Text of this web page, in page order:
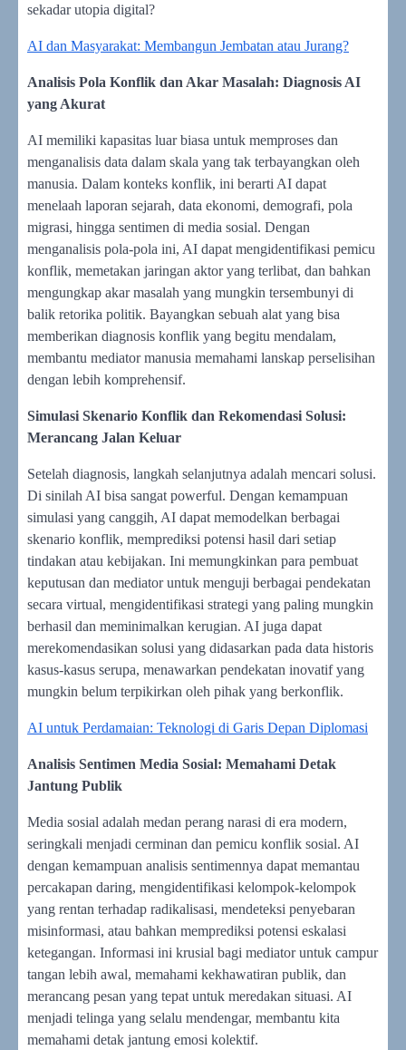
sekadar utopia digital?
AI dan Masyarakat: Membangun Jembatan atau Jurang?
Analisis Pola Konflik dan Akar Masalah: Diagnosis AI
yang Akurat
AI memiliki kapasitas luar biasa untuk memproses dan
menganalisis data dalam skala yang tak terbayangkan oleh
manusia. Dalam konteks konflik, ini berarti AI dapat
menelaah laporan sejarah, data ekonomi, demografi, pola
migrasi, hingga sentimen di media sosial. Dengan
menganalisis pola-pola ini, AI dapat mengidentifikasi pemicu
konflik, memetakan jaringan aktor yang terlibat, dan bahkan
mengungkap akar masalah yang mungkin tersembunyi di
balik retorika politik. Bayangkan sebuah alat yang bisa
memberikan diagnosis konflik yang begitu mendalam,
membantu mediator manusia memahami lanskap perselisihan
dengan lebih komprehensif.
Simulasi Skenario Konflik dan Rekomendasi Solusi:
Merancang Jalan Keluar
Setelah diagnosis, langkah selanjutnya adalah mencari solusi.
Di sinilah AI bisa sangat powerful. Dengan kemampuan
simulasi yang canggih, AI dapat memodelkan berbagai
skenario konflik, memprediksi potensi hasil dari setiap
tindakan atau kebijakan. Ini memungkinkan para pembuat
keputusan dan mediator untuk menguji berbagai pendekatan
secara virtual, mengidentifikasi strategi yang paling mungkin
berhasil dan meminimalkan kerugian. AI juga dapat
merekomendasikan solusi yang didasarkan pada data historis
kasus-kasus serupa, menawarkan pendekatan inovatif yang
mungkin belum terpikirkan oleh pihak yang berkonflik.
AI untuk Perdamaian: Teknologi di Garis Depan Diplomasi
Analisis Sentimen Media Sosial: Memahami Detak
Jantung Publik
Media sosial adalah medan perang narasi di era modern,
seringkali menjadi cerminan dan pemicu konflik sosial. AI
dengan kemampuan analisis sentimennya dapat memantau
percakapan daring, mengidentifikasi kelompok-kelompok
yang rentan terhadap radikalisasi, mendeteksi penyebaran
misinformasi, atau bahkan memprediksi potensi eskalasi
ketegangan. Informasi ini krusial bagi mediator untuk campur
tangan lebih awal, memahami kekhawatiran publik, dan
merancang pesan yang tepat untuk meredakan situasi. AI
menjadi telinga yang selalu mendengar, membantu kita
memahami detak jantung emosi kolektif.